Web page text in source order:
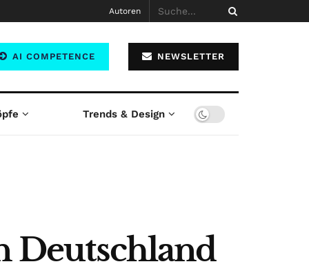
Autoren
AI COMPETENCE NEWSLETTER
Trends & Design
Deutschland